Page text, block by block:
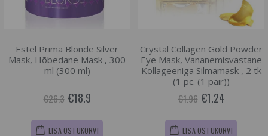
Estel Prima Blonde Silver
Mask, Hõbedane Mask , 300
ml (300 ml)
€26.3 €18.9
LISA OSTUKORVI
Crystal Collagen Gold Powder
Eye Mask, Vananemisvastane
Kollageeniga Silmamask , 2 tk
(1 pc. (1 pair))
€1.96 €1.24
LISA OSTUKORVI